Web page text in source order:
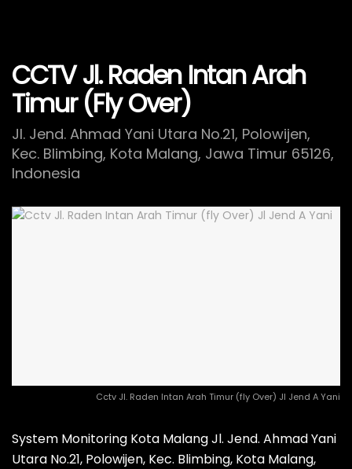
CCTV Jl. Raden Intan Arah
Timur (Fly Over)
Jl. Jend. Ahmad Yani Utara No.21, Polowijen,
Kec. Blimbing, Kota Malang, Jawa Timur 65126,
Indonesia
Cctv Jl. Raden Intan Arah Timur (fly Over) Jl Jend A Yani
System Monitoring Kota Malang Jl. Jend. Ahmad Yani
Utara No.21, Polowijen, Kec. Blimbing, Kota Malang,